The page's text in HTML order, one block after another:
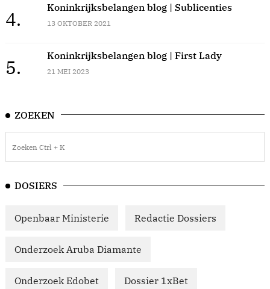
4.
Koninkrijksbelangen blog | Sublicenties
13 OKTOBER 2021
5.
Koninkrijksbelangen blog | First Lady
21 MEI 2023
ZOEKEN
DOSIERS
Openbaar Ministerie Redactie Dossiers
Onderzoek Aruba Diamante
Onderzoek Edobet Dossier 1xBet